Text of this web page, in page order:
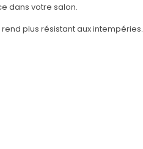
dans votre salon.
plus résistant aux intempéries.